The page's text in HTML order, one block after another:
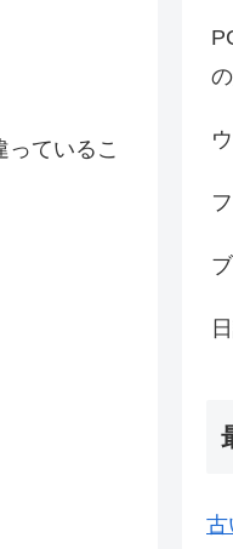
ているこ
古